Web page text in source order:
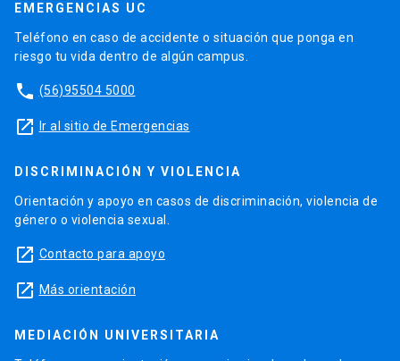
EMERGENCIAS UC
Teléfono en caso de accidente o situación que ponga en
riesgo tu vida dentro de algún campus.
phone (56)95504 5000
launch Ir al sitio de Emergencias
DISCRIMINACIÓN Y VIOLENCIA
Orientación y apoyo en casos de discriminación, violencia de
género o violencia sexual.
launch Contacto para apoyo
launch Más orientación
MEDIACIÓN UNIVERSITARIA